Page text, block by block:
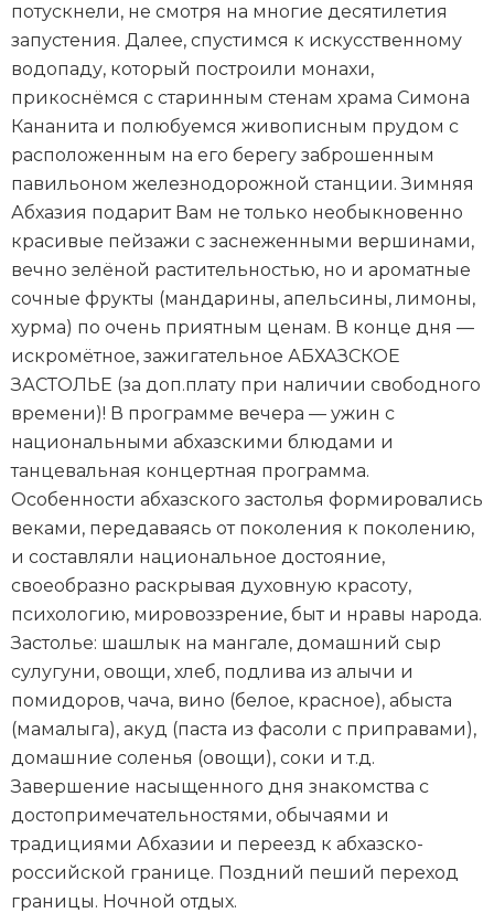
потускнели, не смотря на многие десятилетия
запустения. Далее, спустимся к искусственному
водопаду, который построили монахи,
прикоснёмся с старинным стенам храма Симона
Кананита и полюбуемся живописным прудом с
расположенным на его берегу заброшенным
павильоном железнодорожной станции. Зимняя
Абхазия подарит Вам не только необыкновенно
красивые пейзажи с заснеженными вершинами,
вечно зелёной растительностью, но и ароматные
сочные фрукты (мандарины, апельсины, лимоны,
хурма) по очень приятным ценам. В конце дня —
искромётное, зажигательное АБХАЗСКОЕ
ЗАСТОЛЬЕ (за доп.плату при наличии свободного
времени)! В программе вечера — ужин с
национальными абхазскими блюдами и
танцевальная концертная программа.
Особенности абхазского застолья формировались
веками, передаваясь от поколения к поколению,
и составляли национальное достояние,
своеобразно раскрывая духовную красоту,
психологию, мировоззрение, быт и нравы народа.
Застолье: шашлык на мангале, домашний сыр
сулугуни, овощи, хлеб, подлива из алычи и
помидоров, чача, вино (белое, красное), абыста
(мамалыга), акуд (паста из фасоли с приправами),
домашние соленья (овощи), соки и т.д.
Завершение насыщенного дня знакомства с
достопримечательностями, обычаями и
традициями Абхазии и переезд к абхазско-
российской границе. Поздний пеший переход
границы. Ночной отдых.